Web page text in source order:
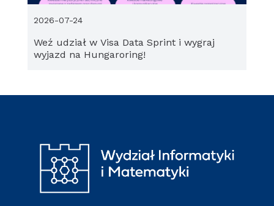
Weź udział w Visa Data Sprint i wygraj
wyjazd na Hungaroring!
2026-07-24